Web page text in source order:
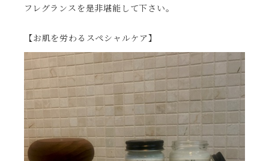
フレグランスを是非堪能して下さい。
【お肌を労わるスペシャルケア】